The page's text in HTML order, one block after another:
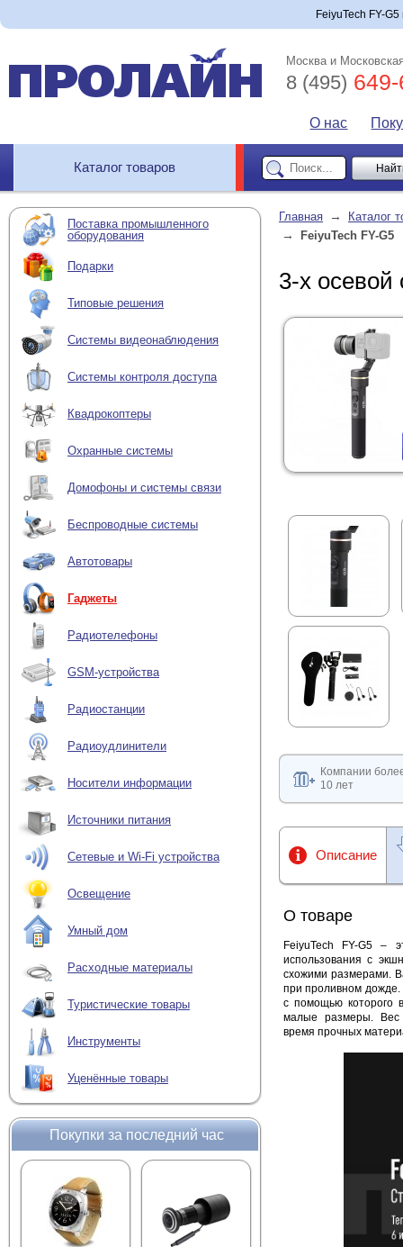
FeiyuTech FY-
Москва и
8 (495)
О нас
Каталог товаров
Поставка промышленного
оборудования
Подарки
Типовые решения
Системы видеонаблюдения
Системы контроля доступа
Квадрокоптеры
Охранные системы
Домофоны и системы связи
Беспроводные системы
Автотовары
Гаджеты
Радиотелефоны
GSM-устройства
Радиостанции
Радиоудлинители
Носители информации
Источники питания
Сетевые и Wi-Fi устройства
Освещение
Умный дом
Расходные материалы
Туристические товары
Инструменты
Уценённые товары
Покупки за последний час
Главная → Каталог
→ FeiyuTech FY-G5
3-х осевой
Компании
10 лет
Описание
О товаре
FeiyuTech FY-G5 –
использования с
схожими размерами.
при проливном дожде.
с помощью которого
малые размеры. Вес
время прочных